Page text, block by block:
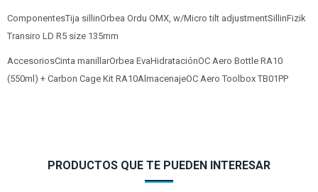
ComponentesTija sillinOrbea Ordu OMX, w/Micro tilt adjustmentSillinFizik
Transiro LD R5 size 135mm
AccesoriosCinta manillarOrbea EvaHidrataciónOC Aero Bottle RA10
(550ml) + Carbon Cage Kit RA10AlmacenajeOC Aero Toolbox TB01PP
PRODUCTOS QUE TE PUEDEN INTERESAR